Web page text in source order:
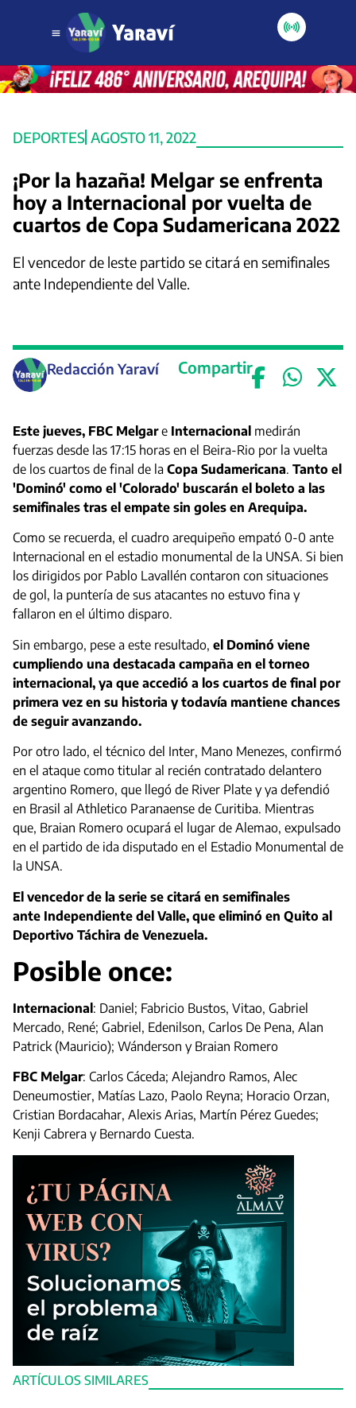
ARTÍCULOS SIMILARES
DEPORTES AGOSTO 11, 2022
¡Por la hazaña! Melgar se enfrenta
hoy a Internacional por vuelta de
cuartos de Copa Sudamericana 2022
El vencedor de leste partido se citará en semifinales
ante Independiente del Valle.
Redacción Yaraví Compartir
Este jueves, FBC Melgare Internacional medirán
fuerzas desde las 17:15 horas en el Beira-Rio por la vuelta
de los cuartos de final de la Copa Sudamericana. Tanto el
'Dominó' como el 'Colorado' buscarán el boleto a las
semifinales tras el empate sin goles en Arequipa.
Como se recuerda, el cuadro arequipeño empató 0-0 ante
Internacional en el estadio monumental de la UNSA. Si bien
los dirigidos por Pablo Lavallén contaron con situaciones
de gol, la puntería de sus atacantes no estuvo fina y
fallaron en el último disparo.
Sin embargo, pese a este resultado, el Dominó viene
cumpliendo una destacada campaña en el torneo
internacional, ya que accedió a los cuartos de final por
primera vez en su historia y todavía mantiene chances
de seguir avanzando.
Por otro lado, el técnico del Inter, Mano Menezes, confirmó
en el ataque como titular al recién contratado delantero
argentino Romero, que llegó de River Plate y ya defendió
en Brasil al Athletico Paranaense de Curitiba. Mientras
que, Braian Romero ocupará el lugar de Alemao, expulsado
en el partido de ida disputado en el Estadio Monumental de
la UNSA.
El vencedor de la serie se citará en semifinales
ante Independiente del Valle, que eliminó en Quito al
Deportivo Táchira de Venezuela.
Posible once:
Internacional: Daniel; Fabricio Bustos, Vitao, Gabriel
Mercado, René; Gabriel, Edenilson, Carlos De Pena, Alan
Patrick (Mauricio); Wánderson y Braian Romero
FBC Melgar: Carlos Cáceda; Alejandro Ramos, Alec
Deneumostier, Matías Lazo, Paolo Reyna; Horacio Orzan,
Cristian Bordacahar, Alexis Arias, Martín Pérez Guedes;
Kenji Cabrera y Bernardo Cuesta.